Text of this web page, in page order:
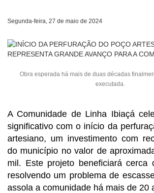
Segunda-feira, 27 de maio de 2024
Obra esperada há mais de duas décadas
executada.
A Comunidade de Linha Ibiaçá
significativo com o início da
artesiano, um investimento com
do município no valor de
mil. Este projeto beneficiará cerca
resolvendo um problema de
assola a comunidade há mais de 20